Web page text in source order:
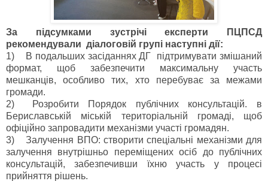
За підсумками зустрічі експерти ПЦПСД
рекомендували діалоговій групі наступні дії:
1)
В подальших засіданнях ДГ підтримувати змішаний
формат, щоб забезпечити максимальну участь
мешканців, особливо тих, хто перебуває за межами
громади.
2)
Розробити Порядок публічних консультацій. в
Бериславській міській територіальній громаді, щоб
офіційно запровадити механізми участі громадян.
3)
Залучення ВПО: створити спеціальні механізми для
залучення внутрішньо переміщених осіб до публічних
консультацій, забезпечивши їхню участь у процесі
прийняття рішень.